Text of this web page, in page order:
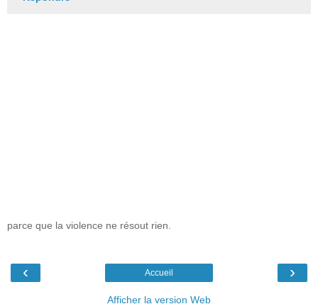
parce que la violence ne résout rien.
‹ ›
Accueil
Afficher la version Web